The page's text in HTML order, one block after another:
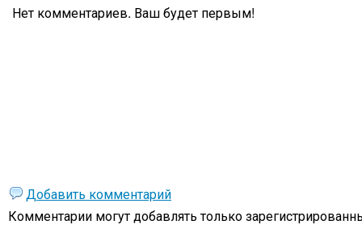
Нет комментариев. Ваш будет первым!
Добавить комментарий
Комментарии могут добавлять только